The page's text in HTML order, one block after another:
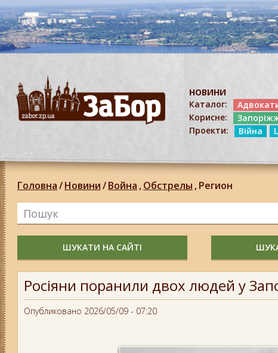
НОВИНИ
Каталог:
Корисне:
Проекти:
Війна
Головна/Новини/Война ,Обстрелы ,Регион
ШУКАТИ НА САЙТІ
Росіяни поранили двох людей у
Опубликовано 2026/05/09 - 07:20